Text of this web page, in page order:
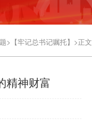
> 【牢记总书记嘱托】 >正文
精神财富